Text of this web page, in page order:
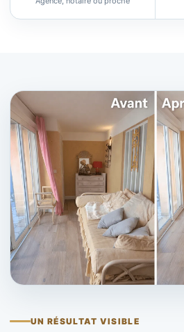
UN RÉSULTAT VISIBLE